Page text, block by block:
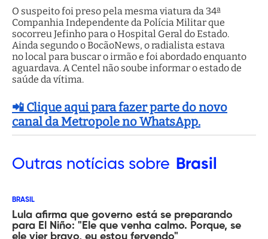
O suspeito foi preso pela mesma viatura da 34ª
Companhia Independente da Polícia Militar que
socorreu Jefinho para o Hospital Geral do Estado.
Ainda segundo o BocãoNews, o radialista estava
no local para buscar o irmão e foi abordado enquanto
aguardava. A Centel não soube informar o estado de
saúde da vítima.
📲 Clique aqui para fazer parte do novo
canal da Metropole no WhatsApp.
Outras notícias sobre Brasil
BRASIL
Lula afirma que governo está se preparando
para El Niño: "Ele que venha calmo. Porque, se
ele vier bravo, eu estou fervendo"